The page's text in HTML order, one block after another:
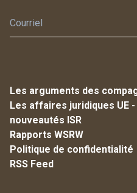
Les arguments des
Les affaires juridiques UE
nouveautés ISR
Rapports WSRW
Politique de confidentialité
RSS Feed